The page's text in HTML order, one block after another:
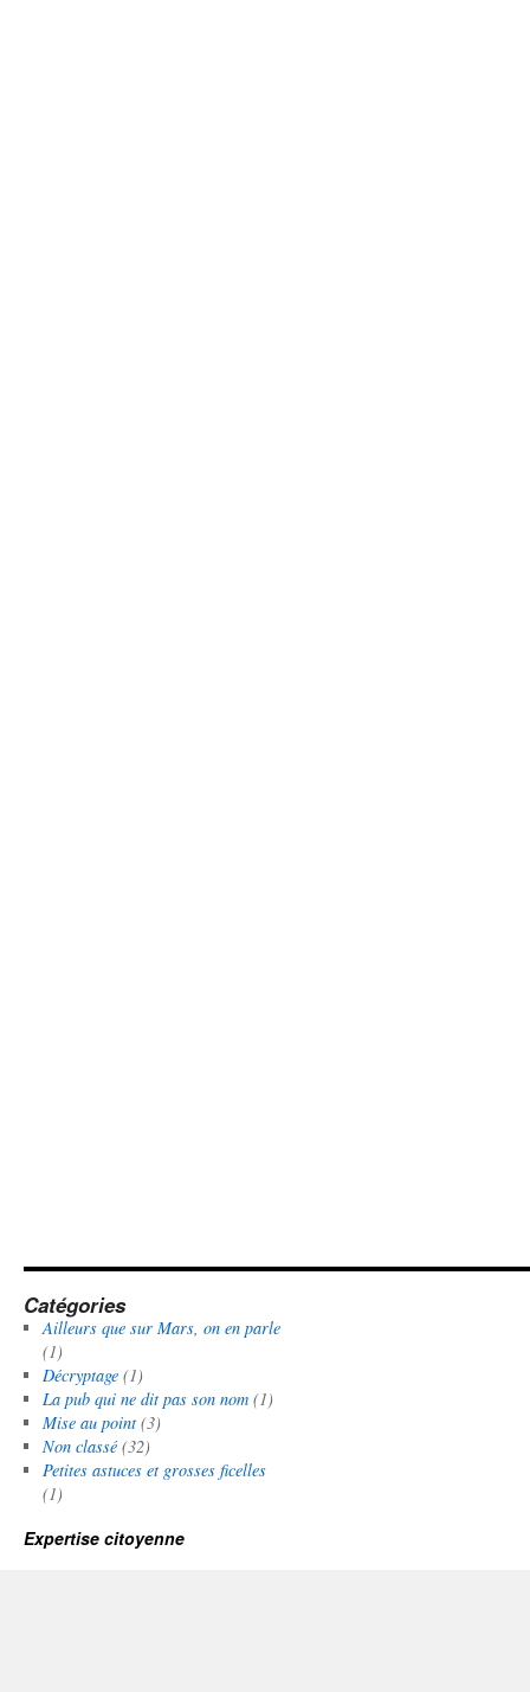
Catégories
Ailleurs que sur Mars, on en parle
(1)
Décryptage(1)
La pub qui ne dit pas son nom(1)
Mise au point(3)
Non classé(32)
Petites astuces et grosses ficelles
(1)
Expertise citoyenne